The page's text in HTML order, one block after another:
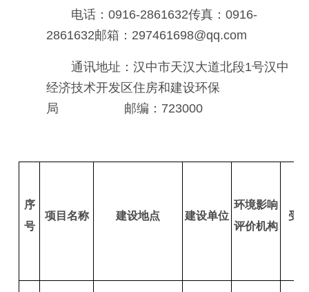
电话：0916-2861632传真：0916-
2861632邮箱：297461698@qq.com
通讯地址：汉中市天汉大道北段1号汉中
经济技术开发区住房和建设环保
局 邮编：723000
序
号
项目名称 建设地点 建设单位
环境影响
评价机构
受